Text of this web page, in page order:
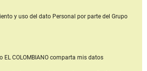
y uso del dato Personal por parte del Grupo
EL COLOMBIANOcomparta mis datos